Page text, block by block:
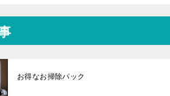
お得なお掃除パック